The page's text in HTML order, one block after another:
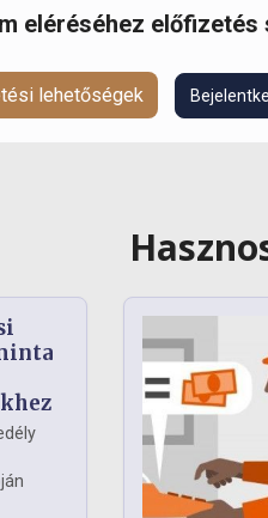
eléréséhez előfizetés
lehetőségek